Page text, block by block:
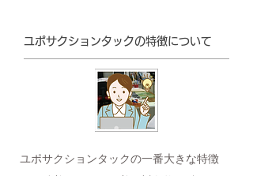
ユポサクションタックの特徴について
ユポサクションタックの一番大きな特徴